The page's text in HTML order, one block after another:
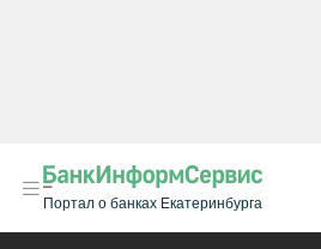
Портал о банках Екатеринбурга